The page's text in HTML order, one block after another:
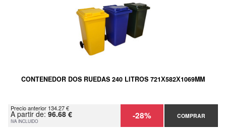
CONTENEDOR DOS RUEDAS 240 LITROS 721Х582Х1069MM
Precio anterior 134.27 €
A partir de: 96.68 €
IVA INCLUIDO -28% COMPRAR